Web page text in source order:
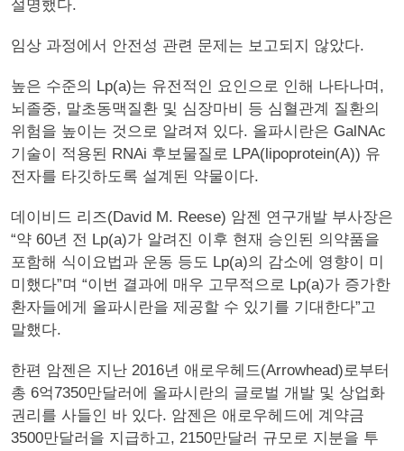
설명했다.
임상 과정에서 안전성 관련 문제는 보고되지 않았다.
높은 수준의 Lp(a)는 유전적인 요인으로 인해 나타나며,
뇌졸중, 말초동맥질환 및 심장마비 등 심혈관계 질환의
위험을 높이는 것으로 알려져 있다. 올파시란은 GalNAc
기술이 적용된 RNAi 후보물질로 LPA(lipoprotein(A)) 유
전자를 타깃하도록 설계된 약물이다.
데이비드 리즈(David M. Reese) 암젠 연구개발 부사장은
“약 60년 전 Lp(a)가 알려진 이후 현재 승인된 의약품을
포함해 식이요법과 운동 등도 Lp(a)의 감소에 영향이 미
미했다”며 “이번 결과에 매우 고무적으로 Lp(a)가 증가한
환자들에게 올파시란을 제공할 수 있기를 기대한다”고
말했다.
한편 암젠은 지난 2016년 애로우헤드(Arrowhead)로부터
총 6억7350만달러에 올파시란의 글로벌 개발 및 상업화
권리를 사들인 바 있다. 암젠은 애로우헤드에 계약금
3500만달러을 지급하고, 2150만달러 규모로 지분을 투